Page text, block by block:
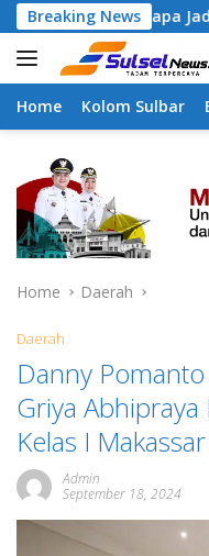
Skip
to
content
Breaking News
Jadi
Home Kolom Sulbar
Home Daerah
Daerah
Danny
Griya Abhipraya
Kelas I Makassar
Admin
September 18, 2024